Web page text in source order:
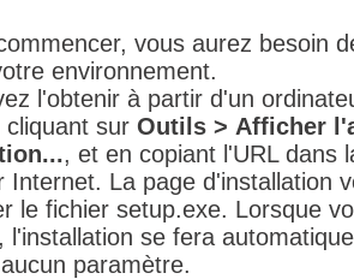
suivi principal
Tâches
TLS Sécurité
utilisateur
utilisateurs
vous aurez besoin
environnement.
l'obtenir à partir d'un
cliquant sur Outils > Afficher
, et en copiant l'URL dans
Internet. La page d'installation
le fichier setup.exe. Lorsque
l'installation se fera
paramètre.